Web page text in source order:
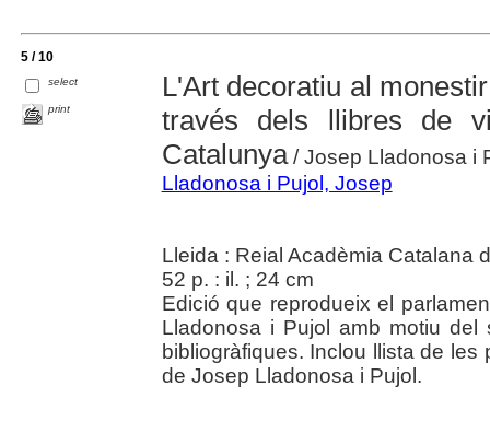
5 / 10
select
print
L'Art decoratiu al
través dels llibres de
Catalunya/ Josep Lladonosa i
Lladonosa i Pujol, Josep
Lleida : Reial Acadèmia Catalana
52 p. : il. ; 24 cm
Edició que reprodueix el
Lladonosa i Pujol amb motiu del
bibliogràfiques. Inclou llista de
de Josep Lladonosa i Pujol.